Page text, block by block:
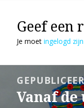
Geef een
Je moetingelogd
navigatie
Vanaf